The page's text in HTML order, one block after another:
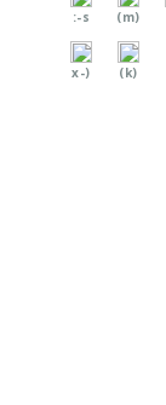
:-s (m)
x-) (k)